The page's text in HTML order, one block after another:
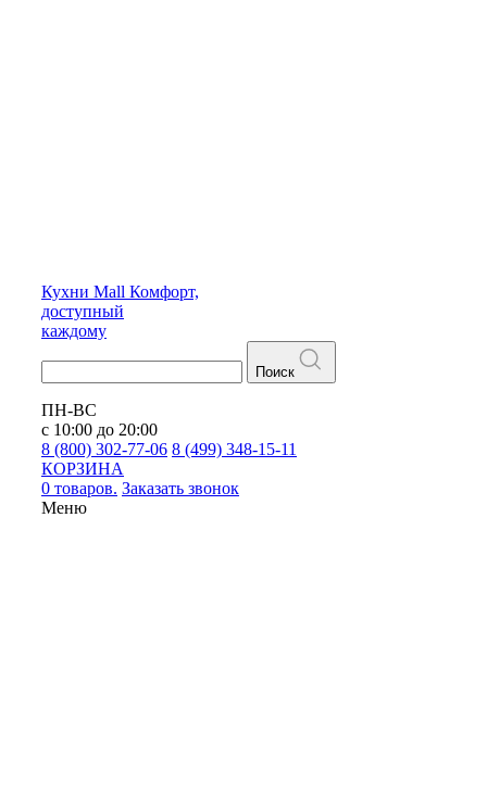
Кухни Mall Комфорт,
доступный
каждому
Поиск
ПН-ВС
с 10:00 до 20:00
8 (800) 302-77-06 8 (499) 348-15-11
КОРЗИНА
0 товаров. Заказать звонок
Меню